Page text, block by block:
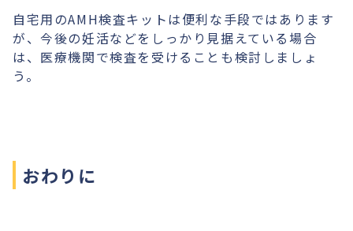
自宅用のAMH検査キットは便利な手段ではあります
が、今後の妊活などをしっかり見据えている場合
は、医療機関で検査を受けることも検討しましょ
う。
おわりに